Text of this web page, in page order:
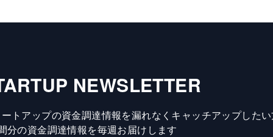
NEWSLETTER
トアップの資金調達情報を漏れなくキャッチアップした
分の資金調達情報を毎週お届けします